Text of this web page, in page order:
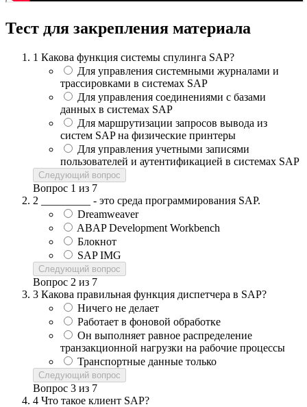
Тест для закрепления материала
1 Какова функция системы спулинга SAP?
Для управления системными журналами и
трассировками в системах SAP
Для управления соединениями с базами
данных в системах SAP
Для маршрутизации запросов вывода из
систем SAP на физические принтеры
Для управления учетными записями
пользователей и аутентификацией в системах SAP
Следующий вопрос
Вопрос 1 из 7
2
_________ - это среда программирования SAP.
Dreamweaver
ABAP Development Workbench
Блокнот
SAP IMG
Следующий вопрос
Вопрос 2 из 7
3 Какова правильная функция диспетчера в SAP?
Ничего не делает
Работает в фоновой обработке
Он выполняет равное распределение
транзакционной нагрузки на рабочие процессы
Транспортные данные только
Следующий вопрос
Вопрос 3 из 7
4 Что такое клиент SAP?